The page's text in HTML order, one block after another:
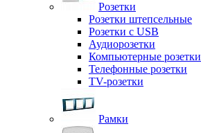
Розетки
Розетки штепсельные
Розетки с USB
Аудиорозетки
Компьютерные розетки
Телефонные розетки
TV-розетки
Рамки